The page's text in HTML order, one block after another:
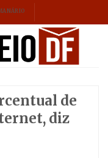
de
diz